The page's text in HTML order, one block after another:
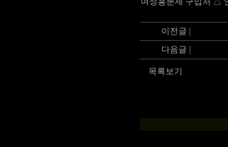
이전글 |
다음글 |
목록보기